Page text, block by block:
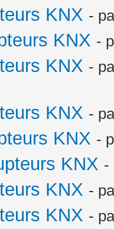
KNX -
KNX -
KNX -
KNX -
KNX -
KNX -
KNX -
KNX -